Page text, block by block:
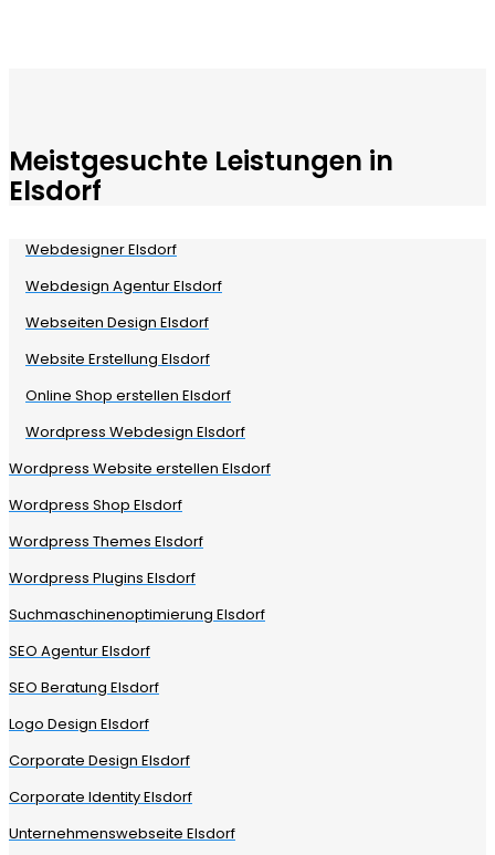
Meistgesuchte Leistungen in
Elsdorf
Webdesigner Elsdorf
Webdesign Agentur Elsdorf
Webseiten Design Elsdorf
Website Erstellung Elsdorf
Online Shop erstellen Elsdorf
Wordpress Webdesign Elsdorf
Wordpress Website erstellen Elsdorf
Wordpress Shop Elsdorf
Wordpress Themes Elsdorf
Wordpress Plugins Elsdorf
Suchmaschinenoptimierung Elsdorf
SEO Agentur Elsdorf
SEO Beratung Elsdorf
Logo Design Elsdorf
Corporate Design Elsdorf
Corporate Identity Elsdorf
Unternehmenswebseite Elsdorf